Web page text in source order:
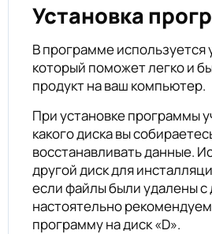
Установка
В программе используется
который поможет легко и
продукт на ваш компьютер.
При установке программы
какого диска вы
восстанавливать данные.
другой диск для
если файлы были удалены с
настоятельно
программу на диск «D».